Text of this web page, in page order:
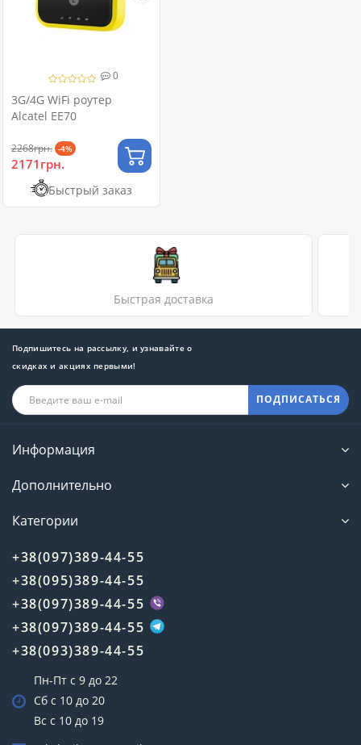
0
3G/4G WiFi роутер
Alcatel EE70
2268грн. -4%
2171грн.
Быстрый заказ
Быстрая доставка
Подпишитесь на рассылку, и узнавайте о
скидках и акциях первыми!
ПОДПИСАТЬСЯ
Информация
Дополнительно
Категории
+38(097)389-44-55
+38(095)389-44-55
+38(097)389-44-55
+38(097)389-44-55
+38(093)389-44-55
Пн-Пт с 9 до 22
Сб с 10 до 20
Вс с 10 до 19